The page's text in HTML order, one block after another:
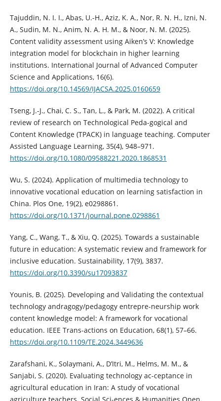
Tajuddin, N. I. I., Abas, U.-H., Aziz, K. A., Nor, R. N. H., Izni, N.
A., Sudin, M. N., Anim, N. A. H. M., & Noor, N. M. (2025).
Content validity assessment using Aiken’s V: Knowledge
integration model for blockchain in higher learning
institutions. International Journal of Advanced Computer
Science and Applications, 16(6).
https://doi.org/10.14569/IJACSA.2025.0160659
Tseng, J.-J., Chai, C. S., Tan, L., & Park, M. (2022). A critical
review of research on Technological Peda-gogical and
Content Knowledge (TPACK) in language teaching. Computer
Assisted Language Learning, 35(4), 948–971.
https://doi.org/10.1080/09588221.2020.1868531
Wu, S. (2024). Application of multimedia technology to
innovative vocational education on learning satisfaction in
China. Plos One, 19(2), e0298861.
https://doi.org/10.1371/journal.pone.0298861
Yang, C., Wang, T., & Xiu, Q. (2025). Towards a sustainable
future in education: A systematic review and framework for
inclusive education. Sustainability, 17(9), 3837.
https://doi.org/10.3390/su17093837
Younis, B. (2025). Developing and Validating the contextual
technology andragogy/pedagogy entrepre-neurship work
content knowledge model: A framework for vocational
education. IEEE Trans-actions on Education, 68(1), 57–66.
https://doi.org/10.1109/TE.2024.3449636
Zarafshani, K., Solaymani, A., D’Itri, M., Helms, M. M., &
Sanjabi, S. (2020). Evaluating technology ac-ceptance in
agricultural education in Iran: A study of vocational